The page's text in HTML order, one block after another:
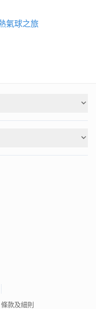
氣球之旅
條款及細則